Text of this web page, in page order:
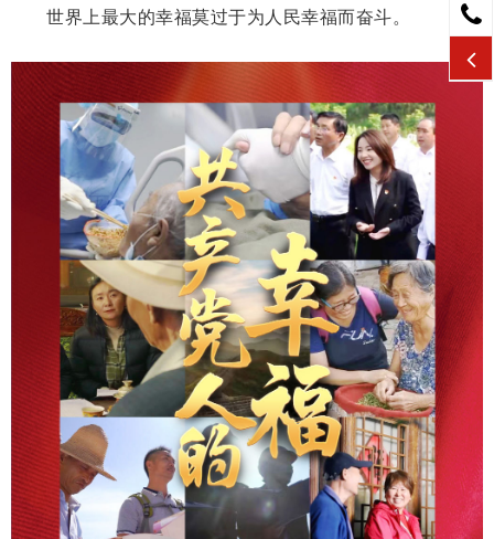
世界上最大的幸福莫过于为人民幸福而奋斗。